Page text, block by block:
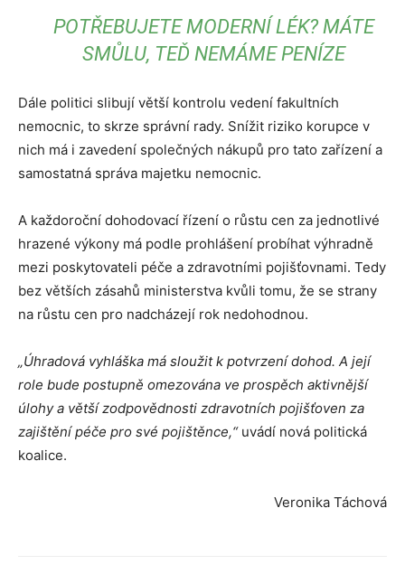
POTŘEBUJETE MODERNÍ LÉK? MÁTE
SMŮLU, TEĎ NEMÁME PENÍZE
Dále politici slibují větší kontrolu vedení fakultních
nemocnic, to skrze správní rady. Snížit riziko korupce v
nich má i zavedení společných nákupů pro tato zařízení a
samostatná správa majetku nemocnic.
A každoroční dohodovací řízení o růstu cen za jednotlivé
hrazené výkony má podle prohlášení probíhat výhradně
mezi poskytovateli péče a zdravotními pojišťovnami. Tedy
bez větších zásahů ministerstva kvůli tomu, že se strany
na růstu cen pro nadcházejí rok nedohodnou.
„Úhradová vyhláška má sloužit k potvrzení dohod. A její
role bude postupně omezována ve prospěch aktivnější
úlohy a větší zodpovědnosti zdravotních pojišťoven za
zajištění péče pro své pojištěnce,“ uvádí nová politická
koalice.
Veronika Táchová